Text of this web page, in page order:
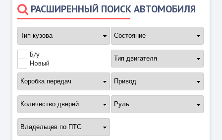
РАСШИРЕННЫЙ ПОИСК АВТОМОБИЛЯ
Б/у
Новый